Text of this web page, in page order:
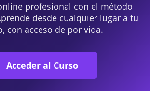
profesional con el método
desde cualquier lugar a tu
con acceso de por vida.
Acceder al Curso